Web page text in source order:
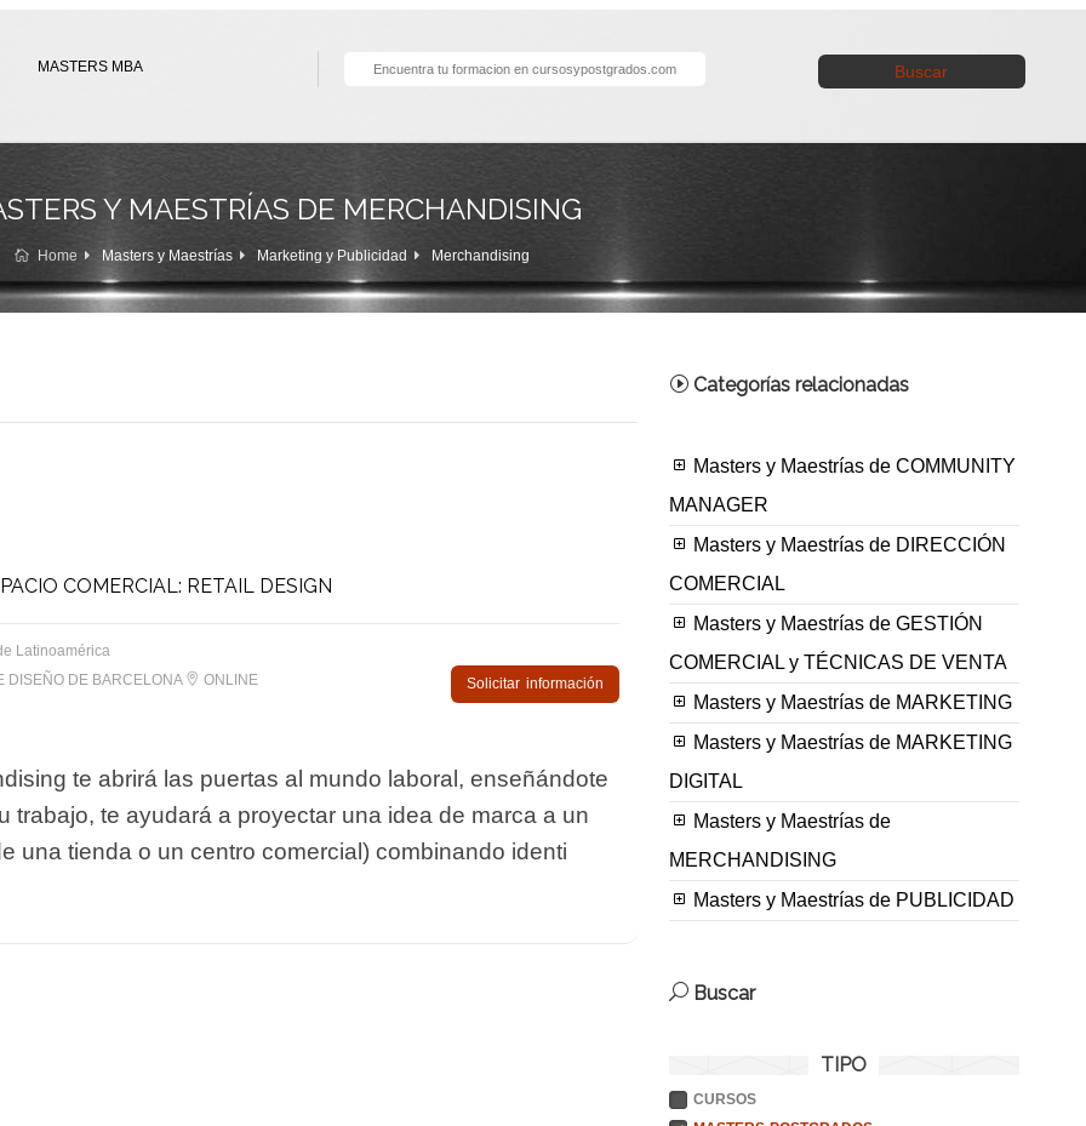
Buscar
MASTERS MBA
Y MAESTRÍAS DE MERCHANDISING
Home Masters y Maestrías Marketing y Publicidad Merchandising
COMERCIAL: RETAIL DESIGN
Latinoamérica
DISEÑO DE BARCELONA
ONLINE Solicitar información
te abrirá las puertas al mundo laboral, enseñándote
te ayudará a proyectar una idea de marca a un
una tienda o un centro comercial) combinando identi
Categorías relacionadas
Masters y Maestrías de COMMUNITY
MANAGER
Masters y Maestrías de DIRECCIÓN
COMERCIAL
Masters y Maestrías de GESTIÓN
COMERCIAL y TÉCNICAS DE VENTA
Masters y Maestrías de MARKETING
Masters y Maestrías de MARKETING
DIGITAL
Masters y Maestrías de
MERCHANDISING
Masters y Maestrías de PUBLICIDAD
Buscar
TIPO
CURSOS